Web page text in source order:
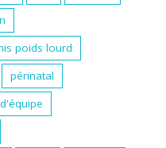
poids lourd
périnatal